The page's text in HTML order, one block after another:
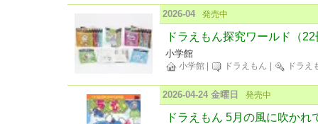
2026-04 発売中
ドラえもん探究ワールド（
小学館
小学館 ドラえもん ドラえ
2026-04-24 金曜日 発売中
ドラえもん 5月の風に吹かれ